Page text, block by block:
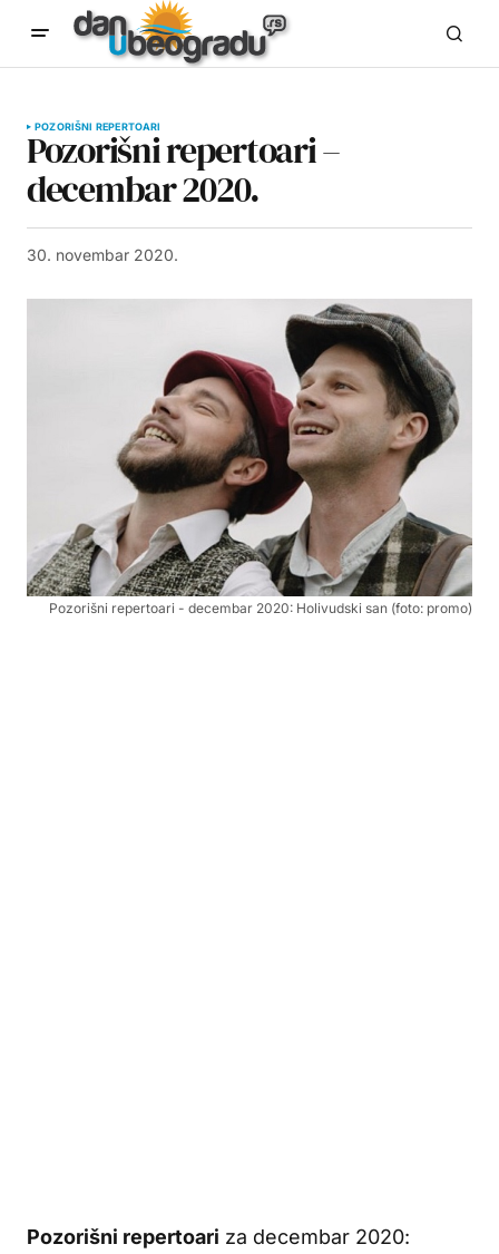
POZORIŠNI REPERTOARI
Pozorišni repertoari –
decembar 2020.
30. novembar 2020.
Pozorišni repertoari - decembar 2020: Holivudski san (foto: promo)
Pozorišni repertoari za decembar 2020: